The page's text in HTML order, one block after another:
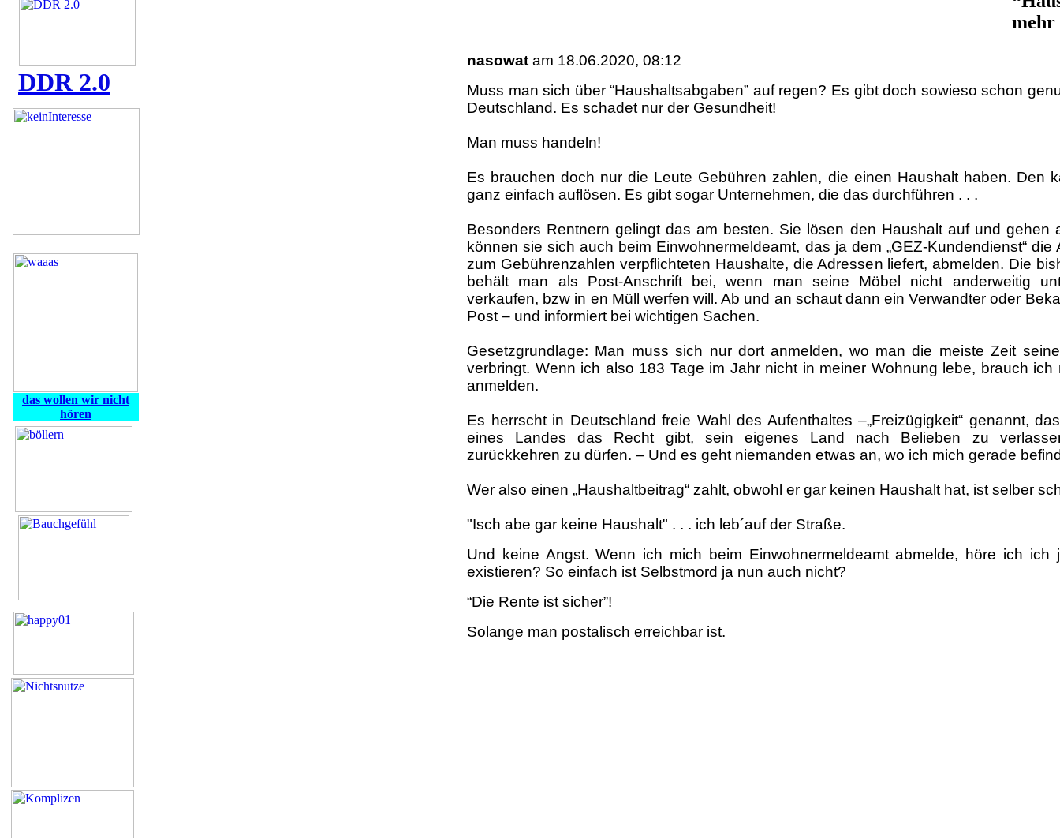
DDR 2.0
das wollen wir nicht
hören
mehr
nasowat am 18.06.2020, 08:12
Muss man sich über “Haushaltsabgaben” auf regen? Es gibt doch sowieso schon
Deutschland. Es schadet nur der Gesundheit!
Man muss handeln!
Es brauchen doch nur die Leute Gebühren zahlen, die einen Haushalt haben. Den
ganz einfach auflösen. Es gibt sogar Unternehmen, die das durchführen . . .
Besonders Rentnern gelingt das am besten. Sie lösen den Haushalt auf und gehen
können sie sich auch beim Einwohnermeldeamt, das ja dem „GEZ-Kundendienst“ die
zum Gebührenzahlen verpflichteten Haushalte, die Adressen liefert, abmelden. Die
behält man als Post-Anschrift bei, wenn man seine Möbel nicht anderweitig
verkaufen, bzw in en Müll werfen will. Ab und an schaut dann ein Verwandter oder
Post – und informiert bei wichtigen Sachen.
Gesetzgrundlage: Man muss sich nur dort anmelden, wo man die meiste Zeit
verbringt. Wenn ich also 183 Tage im Jahr nicht in meiner Wohnung lebe, brauch ich
anmelden.
Es herrscht in Deutschland freie Wahl des Aufenthaltes –„Freizügigkeit“ genannt,
eines Landes das Recht gibt, sein eigenes Land nach Belieben zu
zurückkehren zu dürfen. – Und es geht niemanden etwas an, wo ich mich gerade
Wer also einen „Haushaltbeitrag“ zahlt, obwohl er gar keinen Haushalt hat, ist selber
"Isch abe gar keine Haushalt" . . . ich leb´auf der Straße.
Und keine Angst. Wenn ich mich beim Einwohnermeldeamt abmelde, höre ich ich
existieren? So einfach ist Selbstmord ja nun auch nicht?
“Die Rente ist sicher”!
Solange man postalisch erreichbar ist.